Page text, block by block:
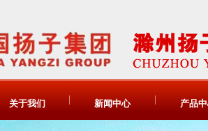
关于我们 新闻中心 产品